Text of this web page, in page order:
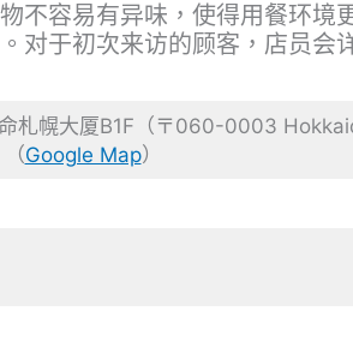
不容易有异味，使得用餐环境
对于初次来访的顾客，店员会
札幌大厦B1F（〒060-0003
Google Map）